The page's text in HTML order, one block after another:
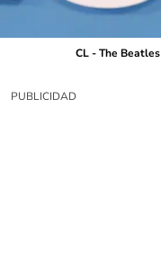
CL - The Beatles